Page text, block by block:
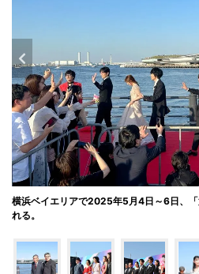
横浜ベイエリアで2025年5月4日～6日、
れる。